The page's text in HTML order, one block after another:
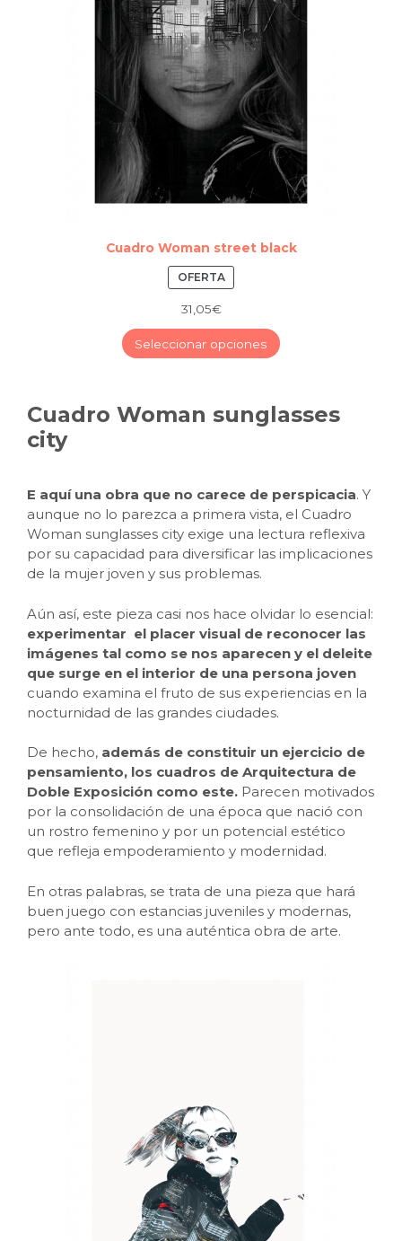
Cuadro Woman street black
OFERTAPRODUCTO
REBAJADO
31,05€
–
Seleccionar opciones
Cuadro Woman sunglasses
city
E aquí una obra que no carece de perspicacia. Y
aunque no lo parezca a primera vista, el Cuadro
Woman sunglasses city exige una lectura reflexiva
por su capacidad para diversificar las implicaciones
de la mujer joven y sus problemas.
Aún así, este pieza casi nos hace olvidar lo esencial:
experimentar el placer visual de reconocer las
imágenes tal como se nos aparecen y el deleite
que surge en el interior de una persona joven
cuando examina el fruto de sus experiencias en la
nocturnidad de las grandes ciudades.
De hecho, además de constituir un ejercicio de
pensamiento, los cuadros de Arquitectura de
Doble Exposición como este. Parecen motivados
por la consolidación de una época que nació con
un rostro femenino y por un potencial estético
que refleja empoderamiento y modernidad.
En otras palabras, se trata de una pieza que hará
buen juego con estancias juveniles y modernas,
pero ante todo, es una auténtica obra de arte.